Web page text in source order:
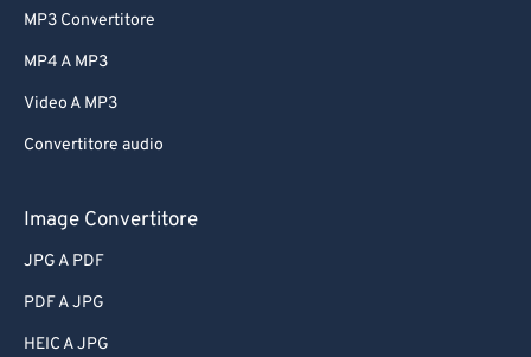
MP3 Convertitore
MP4 A MP3
Video A MP3
Convertitore audio
Image Convertitore
JPG A PDF
PDF A JPG
HEIC A JPG